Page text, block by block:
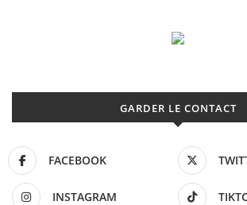
GARDER LE CONTACT
FACEBOOK
INSTAGRAM